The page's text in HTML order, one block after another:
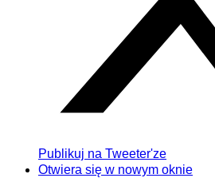
Publikuj na Tweeter'ze
Otwiera się w nowym oknie